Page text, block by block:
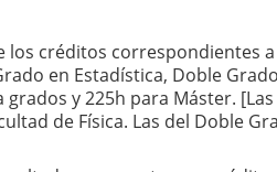
créditos correspondientes
en Estadística, Doble
y 225h para Máster.
de Física. Las del Doble